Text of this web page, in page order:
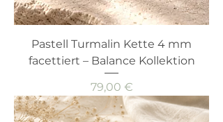
Pastell Turmalin Kette 4 mm
facettiert – Balance Kollektion
Preis
79,00 €